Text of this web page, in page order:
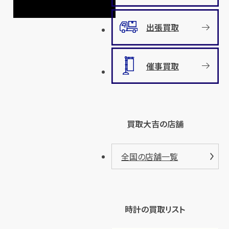
出張買取
催事買取
買取大吉の店舗
全国の店舗一覧
時計の買取リスト